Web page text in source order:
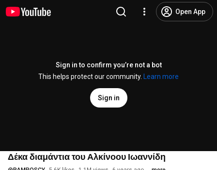
Open App
Sign in to confirm you’re not a bot
This helps protect our community.
Learn more
Sign in
Δέκα διαμάντια του Αλκίνοου Ιωαννίδη